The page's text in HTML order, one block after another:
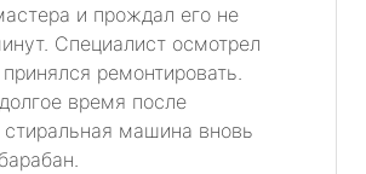
и прождал его не
Специалист осмотрел
ремонтировать.
время после
машина вновь